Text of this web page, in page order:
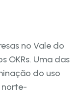
no Vale do
OKRs. Uma das
do uso
norte-